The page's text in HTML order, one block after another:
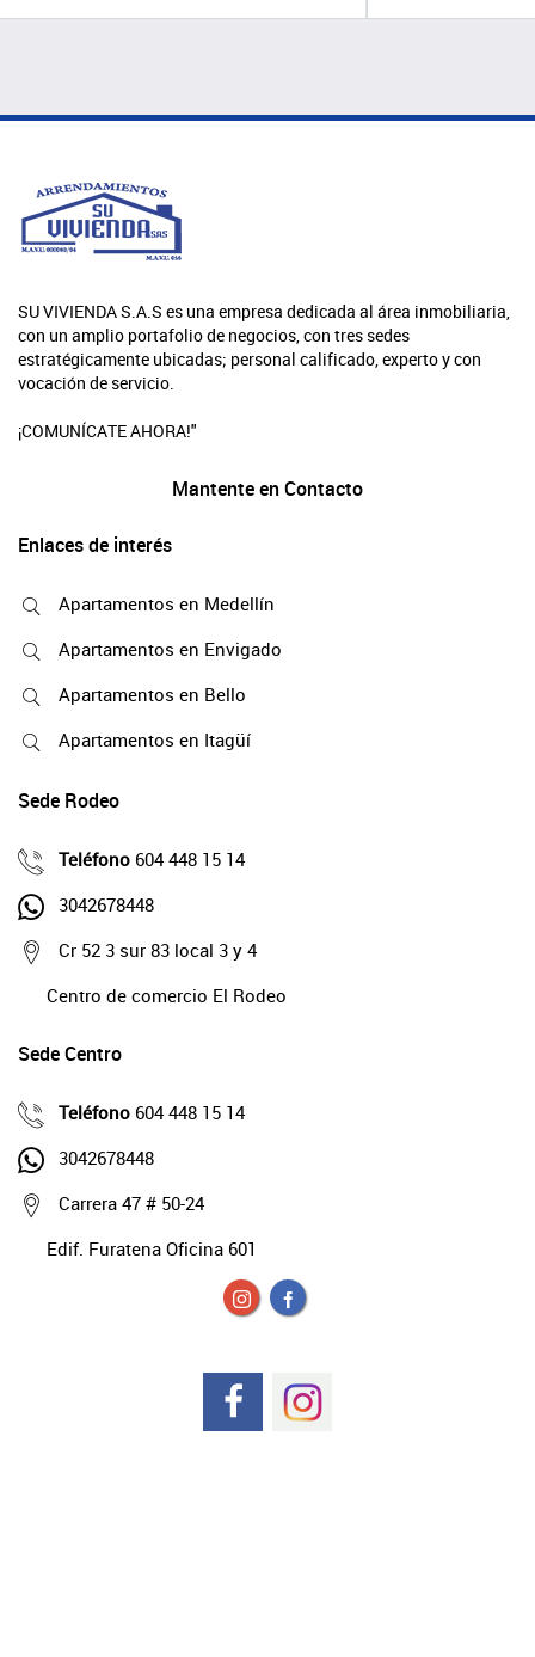
SU VIVIENDA S.A.S es una empresa dedicada al área inmobiliaria,
con un amplio portafolio de negocios, con tres sedes
estratégicamente ubicadas; personal calificado, experto y con
vocación de servicio.
¡COMUNÍCATE AHORA!"
Mantente en Contacto
Enlaces de interés
Apartamentos en Medellín
Apartamentos en Envigado
Apartamentos en Bello
Apartamentos en Itagüí
Sede Rodeo
Teléfono 604 448 15 14
3042678448
Cr 52 3 sur 83 local 3 y 4
Centro de comercio El Rodeo
Sede Centro
Teléfono 604 448 15 14
3042678448
Carrera 47 # 50-24
Edif. Furatena Oficina 601